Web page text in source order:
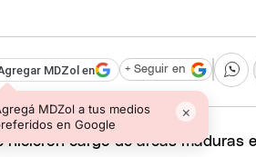
MDZol en
MDZol a tus medios
en Google
×
+ Seguir en